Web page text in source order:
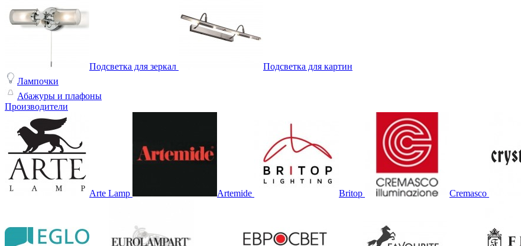
Подсветка для зеркал
Подсветка для картин
Лампочки
Абажуры и плафоны
Производители
Arte Lamp Artemide Britop Cremasco